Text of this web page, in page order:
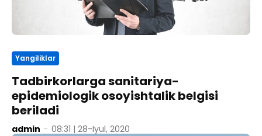
Yangiliklar
Tadbirkorlarga sanitariya-
epidemiologik osoyishtalik belgisi
beriladi
admin - 08:31 | 28-Iyul, 2020